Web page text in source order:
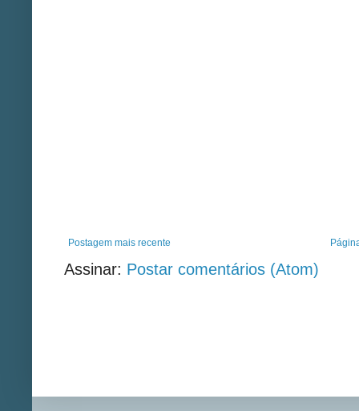
Postagem mais recente
Assinar: Postar comentários (Atom)